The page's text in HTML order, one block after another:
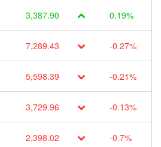
3,387.90 0.19%
7,289.43 -0.27%
5,598.39 -0.21%
3,729.96 -0.13%
2,398.02 -0.7%